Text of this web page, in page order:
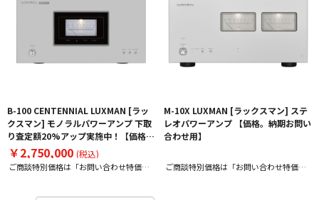
B-100 CENTENNIAL LUXMAN [ラッ
クスマン] モノラルパワーアンプ 下取
り査定額20%アップ実施中！【価格、
納期お問い合わせ用ページ】
￥2,750,000 (税込)
ご商談特別価格は「お問い合わせ特価」
M-10X LUXMAN [ラックスマン] ステ
レオパワーアンプ 【価格。納期お問い
合わせ用】
ご商談特別価格は「お問い合わせ特価」